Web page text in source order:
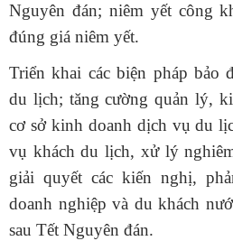
Nguyên đán; niêm yết công
đúng giá niêm yết.
Triển khai các biện pháp bảo
du lịch; tăng cường quản lý,
cơ sở kinh doanh dịch vụ du
vụ khách du lịch, xử lý
giải quyết các kiến nghị,
doanh nghiệp và du khách
sau Tết Nguyên đán.